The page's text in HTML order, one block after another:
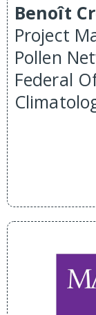
Benoît
Project
Pollen
Federal